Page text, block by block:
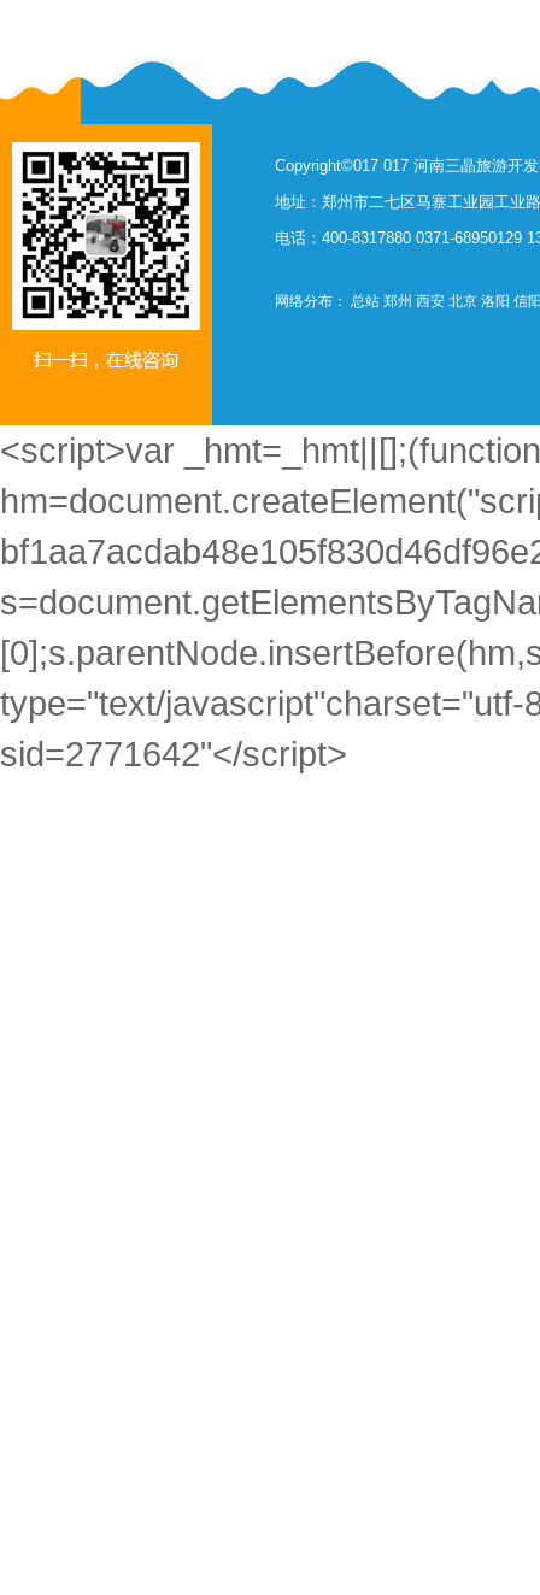
Copyright©017 017 河南三晶旅游开
地址：郑州市二七区马寨工业园工业
电话：400-8317880 0371-68950129
网络分布： 总站 郑州 西安 北京 洛阳 信
<script>var
type="text/
sid=2771642"</script>